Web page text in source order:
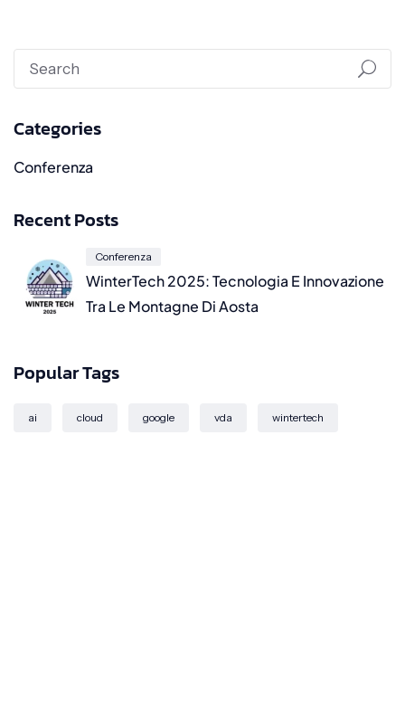
Categories
Conferenza
Recent Posts
Conferenza
WinterTech 2025: Tecnologia E Innovazione
Tra Le Montagne Di Aosta
Popular Tags
ai cloud google vda wintertech